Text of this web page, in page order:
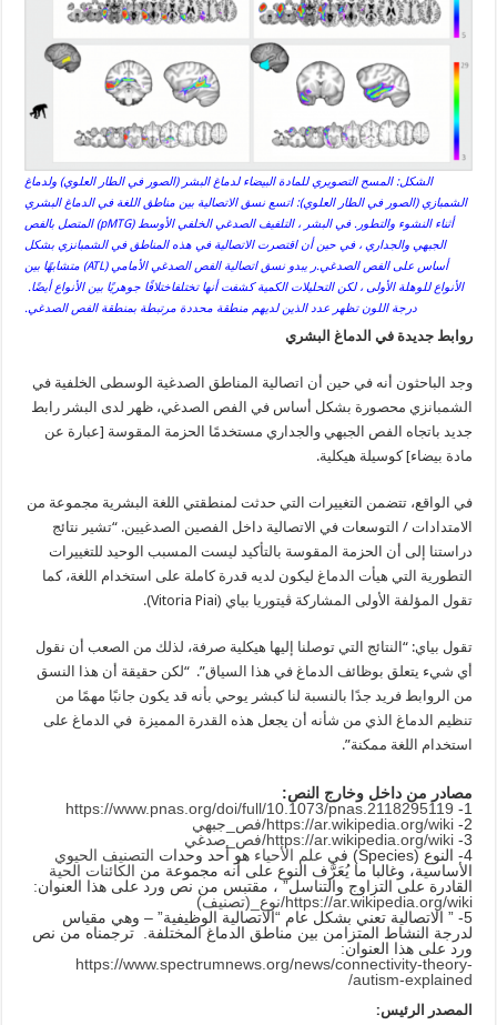
الشكل: المسح التصويري للمادة البيضاء لدماغ البشر (الصور في الطار العلوي) ولدماغ
الشمبازي (الصور في الطار العلوي): اتسع نسق الاتصالية بين مناطق اللغة في الدماغ البشري
أثناء النشوء والتطور. في البشر ، التلفيف الصدغي الخلفي الأوسط (pMTG) المتصل بالفص
الجبهي والجداري ، في حين أن اقتصرت الاتصالية في هذه المناطق في الشمبانزي بشكل
أساس على الفص الصدغي.ر يبدو نسق اتصالية الفص الصدغي الأمامي (ATL) متشابهًا بين
الأنواع للوهلة الأولى ، لكن التحليلات الكمية كشفت أنها تختلفاختلافًا جوهريًا بين الأنواع أيضًا.
درجة اللون تظهر عدد الذين لديهم منطقة محددة مرتبطة بمنطقة الفص الصدغي.
روابط جديدة في الدماغ البشري
وجد الباحثون أنه في حين أن اتصالية المناطق الصدغية الوسطى الخلفية في
الشمبانزي محصورة بشكل أساس في الفص الصدغي، ظهر لدى البشر رابط
جديد باتجاه الفص الجبهي والجداري مستخدمًا الحزمة المقوسة [عبارة عن
مادة بيضاء] كوسيلة هيكلية.
في الواقع، تتضمن التغييرات التي حدثت لمنطقتي اللغة البشرية مجموعة من
الامتدادات / التوسعات في الاتصالية داخل الفصين الصدغيين. “تشير نتائج
دراستنا إلى أن الحزمة المقوسة بالتأكيد ليست المسبب الوحيد للتغييرات
التطورية التي هيأت الدماغ ليكون لديه قدرة كاملة على استخدام اللغة، كما
تقول المؤلفة الأولى المشاركة ڤيتوريا بياي (Vitoria Piai).
تقول بياي: “النتائج التي توصلنا إليها هيكلية صرفة، لذلك من الصعب أن نقول
أي شيء يتعلق بوظائف الدماغ في هذا السياق”. “لكن حقيقة أن هذا النسق
من الروابط فريد جدًا بالنسبة لنا كبشر يوحي بأنه قد يكون جانبًا مهمًا من
تنظيم الدماغ الذي من شأنه أن يجعل هذه القدرة المميزة في الدماغ على
استخدام اللغة ممكنة”.
مصادر من داخل وخارج النص:
1-
https://www.pnas.org/doi/full/10.1073/pnas.2118295119
2- https://ar.wikipedia.org/wiki/فص_جبهي
3- https://ar.wikipedia.org/wiki/فص_صدغي
4- النوع (Species) في
علم الأحياء هو أحد وحدات التصنيف الحيوي
الأساسية، وغالبا ما يُعَرَّف النوع على أنه مجموعة من الكائنات الحية
القادرة على التزاوج والتناسل” ، مقتبس من نص ورد على هذا العنوان:
https://ar.wikipedia.org/wiki/نوع_(تصنيف)
5- ” الاتصالية تعني بشكل عام “الاتصالية الوظيفية” – وهي مقياس
لدرجة النشاط المتزامن بين مناطق الدماغ المختلفة. ترجمناه من نص
ورد على هذا العنوان:
https://www.spectrumnews.org/news/connectivity-theory-
autism-explained/
المصدر الرئيس: